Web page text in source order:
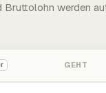
Bruttolohn werden
GEHT